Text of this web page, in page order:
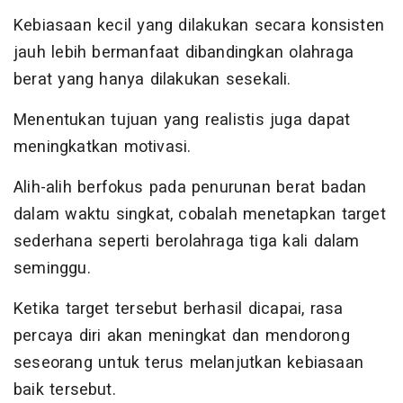
Kebiasaan kecil yang dilakukan secara konsisten
jauh lebih bermanfaat dibandingkan olahraga
berat yang hanya dilakukan sesekali.
Menentukan tujuan yang realistis juga dapat
meningkatkan motivasi.
Alih-alih berfokus pada penurunan berat badan
dalam waktu singkat, cobalah menetapkan target
sederhana seperti berolahraga tiga kali dalam
seminggu.
Ketika target tersebut berhasil dicapai, rasa
percaya diri akan meningkat dan mendorong
seseorang untuk terus melanjutkan kebiasaan
baik tersebut.